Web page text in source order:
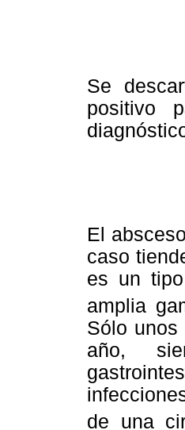
Se
positivo
El
caso
es un
amplia
Sólo unos
año,
de una